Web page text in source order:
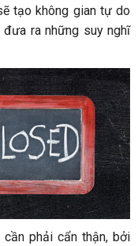
tạo không gian tự do
ra những suy nghĩ
phải cẩn thận, bởi